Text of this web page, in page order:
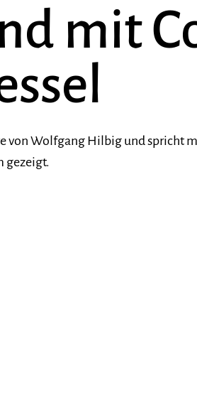
mit
von Wolfgang Hilbig und
gezeigt.